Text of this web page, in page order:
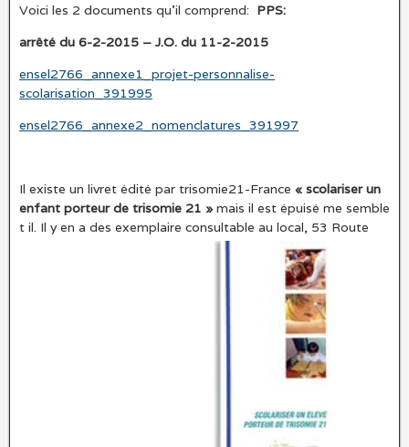
Voici les 2 documents qu’il comprend: PPS:
arrêté du 6-2-2015 – J.O. du 11-2-2015
ensel2766_annexe1_projet-personnalise-
scolarisation_391995
ensel2766_annexe2_nomenclatures_391997
Il existe un livret édité par trisomie21-France « scolariser un
enfant porteur de trisomie 21 »mais il est épuisé me semble
t il. Il y en a des exemplaire consultable au local, 53 Route